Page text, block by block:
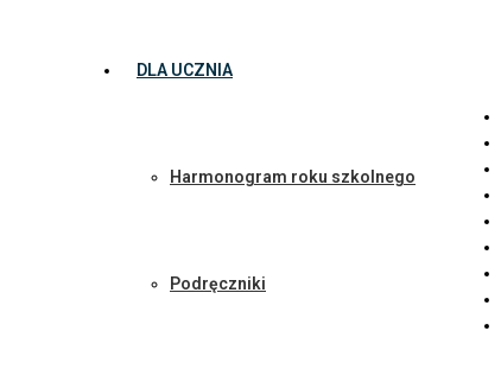
DLA UCZNIA
Harmonogram roku szkolnego
Podręczniki